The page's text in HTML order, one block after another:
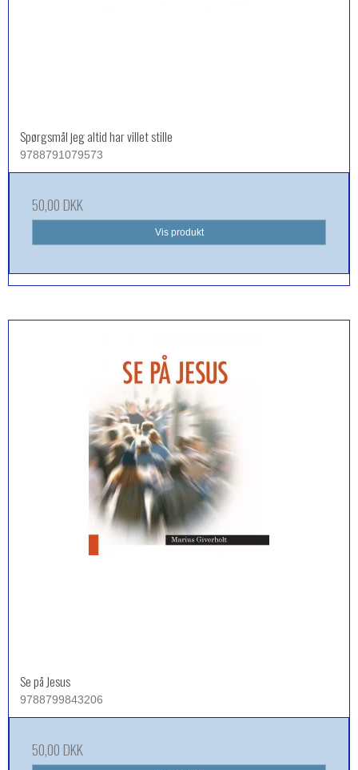
Spørgsmål jeg altid har villet stille
9788791079573
50,00 DKK
Vis produkt
Se på Jesus
9788799843206
50,00 DKK